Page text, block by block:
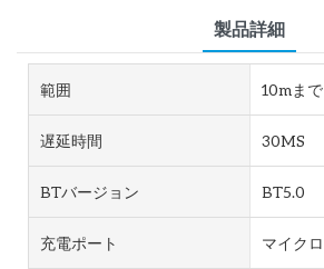
製品詳細
範囲 10mまで
遅延時間 30MS
BTバージョン BT5.0
充電ポート マイクロ